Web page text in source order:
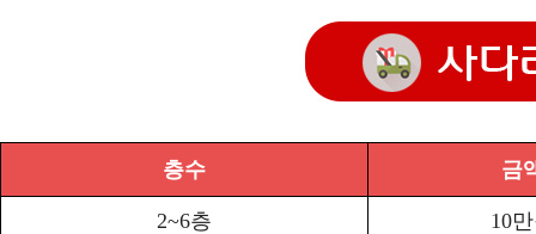
층수 금
2~6층 10